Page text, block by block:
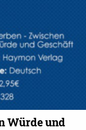
Würde und